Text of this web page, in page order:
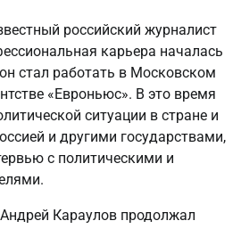
российский журналист
карьера началась
стал работать в Московском
«Евроньюс». В это время
ситуации в стране и
и другими государствами,
с политическими и
Караулов продолжал